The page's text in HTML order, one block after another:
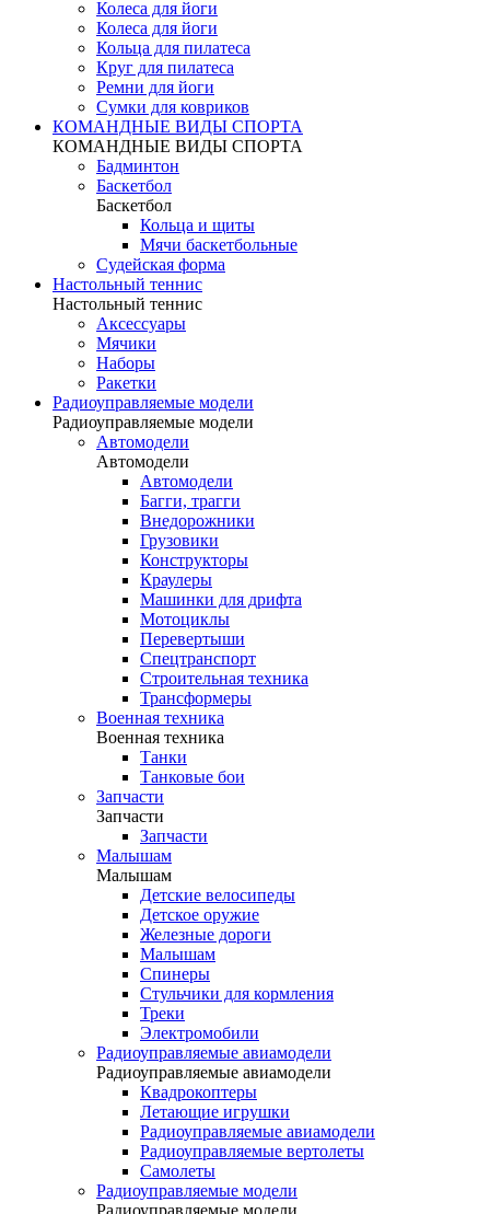
Колеса для йоги
Колеса для йоги
Кольца для пилатеса
Круг для пилатеса
Ремни для йоги
Сумки для ковриков
КОМАНДНЫЕ ВИДЫ СПОРТА
КОМАНДНЫЕ ВИДЫ СПОРТА
Бадминтон
Баскетбол
Баскетбол
Кольца и щиты
Мячи баскетбольные
Судейская форма
Настольный теннис
Настольный теннис
Аксессуары
Мячики
Наборы
Ракетки
Радиоуправляемые модели
Радиоуправляемые модели
Автомодели
Автомодели
Автомодели
Багги, трагги
Внедорожники
Грузовики
Конструкторы
Краулеры
Машинки для дрифта
Мотоциклы
Перевертыши
Спецтранспорт
Строительная техника
Трансформеры
Военная техника
Военная техника
Танки
Танковые бои
Запчасти
Запчасти
Запчасти
Малышам
Малышам
Детские велосипеды
Детское оружие
Железные дороги
Малышам
Спинеры
Стульчики для кормления
Треки
Электромобили
Радиоуправляемые авиамодели
Радиоуправляемые авиамодели
Квадрокоптеры
Летающие игрушки
Радиоуправляемые авиамодели
Радиоуправляемые вертолеты
Самолеты
Радиоуправляемые модели
Радиоуправляемые модели